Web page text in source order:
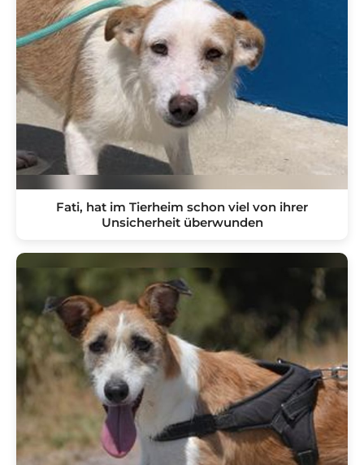
Fati, hat im Tierheim schon viel von ihrer
Unsicherheit überwunden